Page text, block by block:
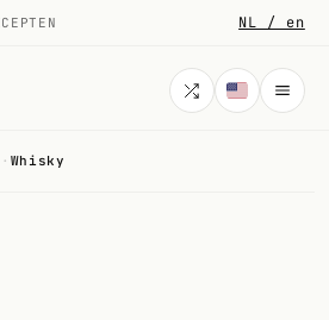
NL / en
· Whisky